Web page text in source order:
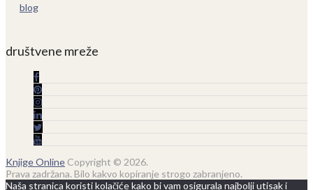
blog
društvene mreže
Knjige Online Copyright © 2026.
Prava zadržana. Bilo kakvo kopiranje strogo zabranjeno.
Naša stranica koristi kolačiće kako bi vam osigurala najbolji utisak i